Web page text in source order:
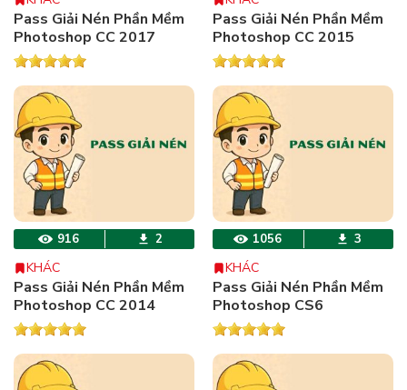
Pass Giải Nén Phần Mềm
Photoshop CC 2017
Pass Giải Nén Phần Mềm
Photoshop CC 2015
916 2
KHÁC
Pass Giải Nén Phần Mềm
Photoshop CC 2014
1056 3
KHÁC
Pass Giải Nén Phần Mềm
Photoshop CS6